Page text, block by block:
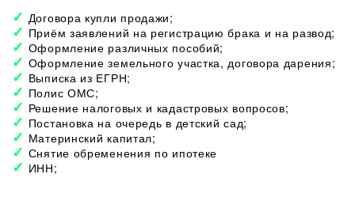
Договора купли продажи;
Приём заявлений на регистрацию брака и на развод;
Оформление различных пособий;
Оформление земельного участка, договора дарения;
Выписка из ЕГРН;
Полис ОМС;
Решение налоговых и кадастровых вопросов;
Постановка на очередь в детский сад;
Материнский капитал;
Снятие обременения по ипотеке
ИНН;